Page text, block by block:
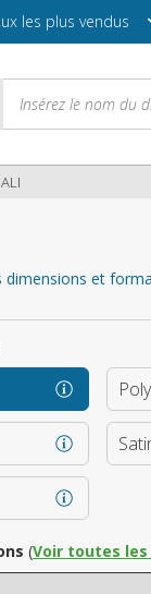
les plus vendus
dimensions et
(Voir toutes